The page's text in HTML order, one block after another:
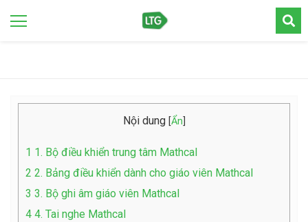
Nội dung [Ẩn
1 1. Bộ điều khiển trung tâm Mathcal
2 2. Bảng điều khiển dành cho giáo viên Mathcal
3 3. Bộ ghi âm giáo viên Mathcal
4 4. Tai nghe Mathcal